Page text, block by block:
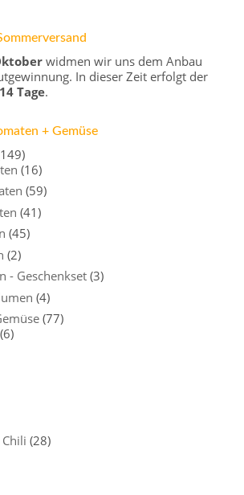
widmen wir uns dem Anbau
In dieser Zeit erfolgt der
Tage.
+ Gemüse
(16)
(59)
(41)
(45)
(2)
- Geschenkset (3)
(4)
(77)
(6)
(28)